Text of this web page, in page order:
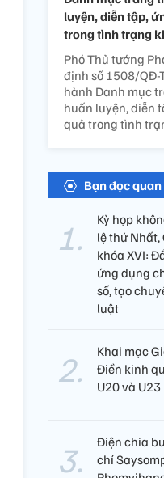
luyện, diễn tập,
trong tình trạng
Phó Thủ tướng
định số 1508/
hành Danh mục
huấn luyện, diễn
quả trong tình
Bạn đọc
Kỳ họp
lệ thứ Nhất,
khóa XVI:
ứng dụng
số, tạo
luật
Khai mạc
Điền kinh
U20 và
Điện chia
chí